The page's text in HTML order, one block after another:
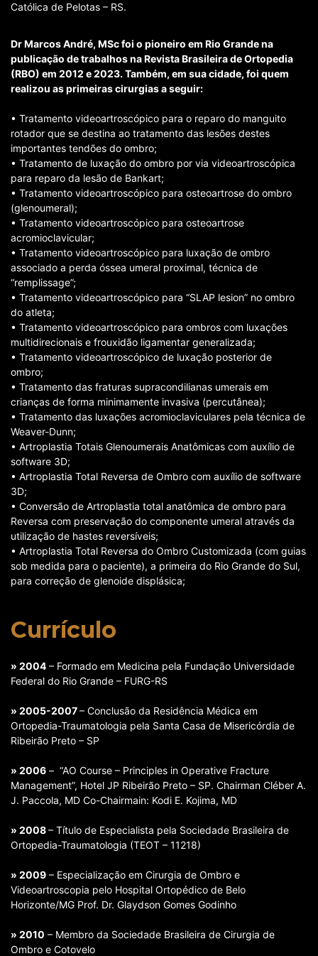
Católica de Pelotas – RS.
Dr Marcos André, MSc foi o pioneiro em Rio Grande na
publicação de trabalhos na Revista Brasileira de Ortopedia
(RBO) em 2012 e 2023. Também, em sua cidade, foi quem
realizou as primeiras cirurgias a seguir:
• Tratamento videoartroscópico para o reparo do manguito
rotador que se destina ao tratamento das lesões destes
importantes tendões do ombro;
• Tratamento de luxação do ombro por via videoartroscópica
para reparo da lesão de Bankart;
• Tratamento videoartroscópico para osteoartrose do ombro
(glenoumeral);
• Tratamento videoartroscópico para osteoartrose
acromioclavicular;
• Tratamento videoartroscópico para luxação de ombro
associado a perda óssea umeral proximal, técnica de
“remplissage”;
• Tratamento videoartroscópico para “SLAP lesion” no ombro
do atleta;
• Tratamento videoartroscópico para ombros com luxações
multidirecionais e frouxidão ligamentar generalizada;
• Tratamento videoartroscópico de luxação posterior de
ombro;
• Tratamento das fraturas supracondilianas umerais em
crianças de forma minimamente invasiva (percutânea);
• Tratamento das luxações acromioclaviculares pela técnica de
Weaver-Dunn;
• Artroplastia Totais Glenoumerais Anatômicas com auxílio de
software 3D;
• Artroplastia Total Reversa de Ombro com auxílio de software
3D;
• Conversão de Artroplastia total anatômica de ombro para
Reversa com preservação do componente umeral através da
utilização de hastes reversíveis;
• Artroplastia Total Reversa do Ombro Customizada (com guias
sob medida para o paciente), a primeira do Rio Grande do Sul,
para correção de glenoide displásica;
Currículo
» 2004 – Formado em Medicina pela Fundação Universidade
Federal do Rio Grande – FURG-RS
» 2005-2007– Conclusão da Residência Médica em
Ortopedia-Traumatologia pela Santa Casa de Misericórdia de
Ribeirão Preto – SP
» 2006 – “AO Course – Principles in Operative Fracture
Management”, Hotel JP Ribeirão Preto – SP. Chairman Cléber A.
J. Paccola, MD Co-Chairmain: Kodi E. Kojima, MD
» 2008– Título de Especialista pela Sociedade Brasileira de
Ortopedia-Traumatologia (TEOT – 11218)
» 2009 – Especialização em Cirurgia de Ombro e
Videoartroscopia pelo Hospital Ortopédico de Belo
Horizonte/MG Prof. Dr. Glaydson Gomes Godinho
» 2010 – Membro da Sociedade Brasileira de Cirurgia de
Ombro e Cotovelo